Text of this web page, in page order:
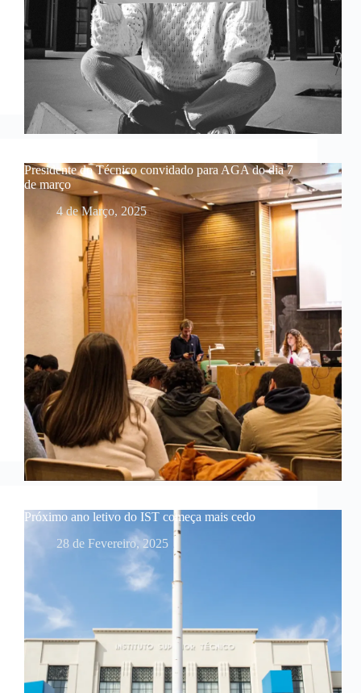
Presidente do Técnico convidado para AGA do dia 7
de março
4 de Março, 2025
Próximo ano letivo do IST começa mais cedo
28 de Fevereiro, 2025